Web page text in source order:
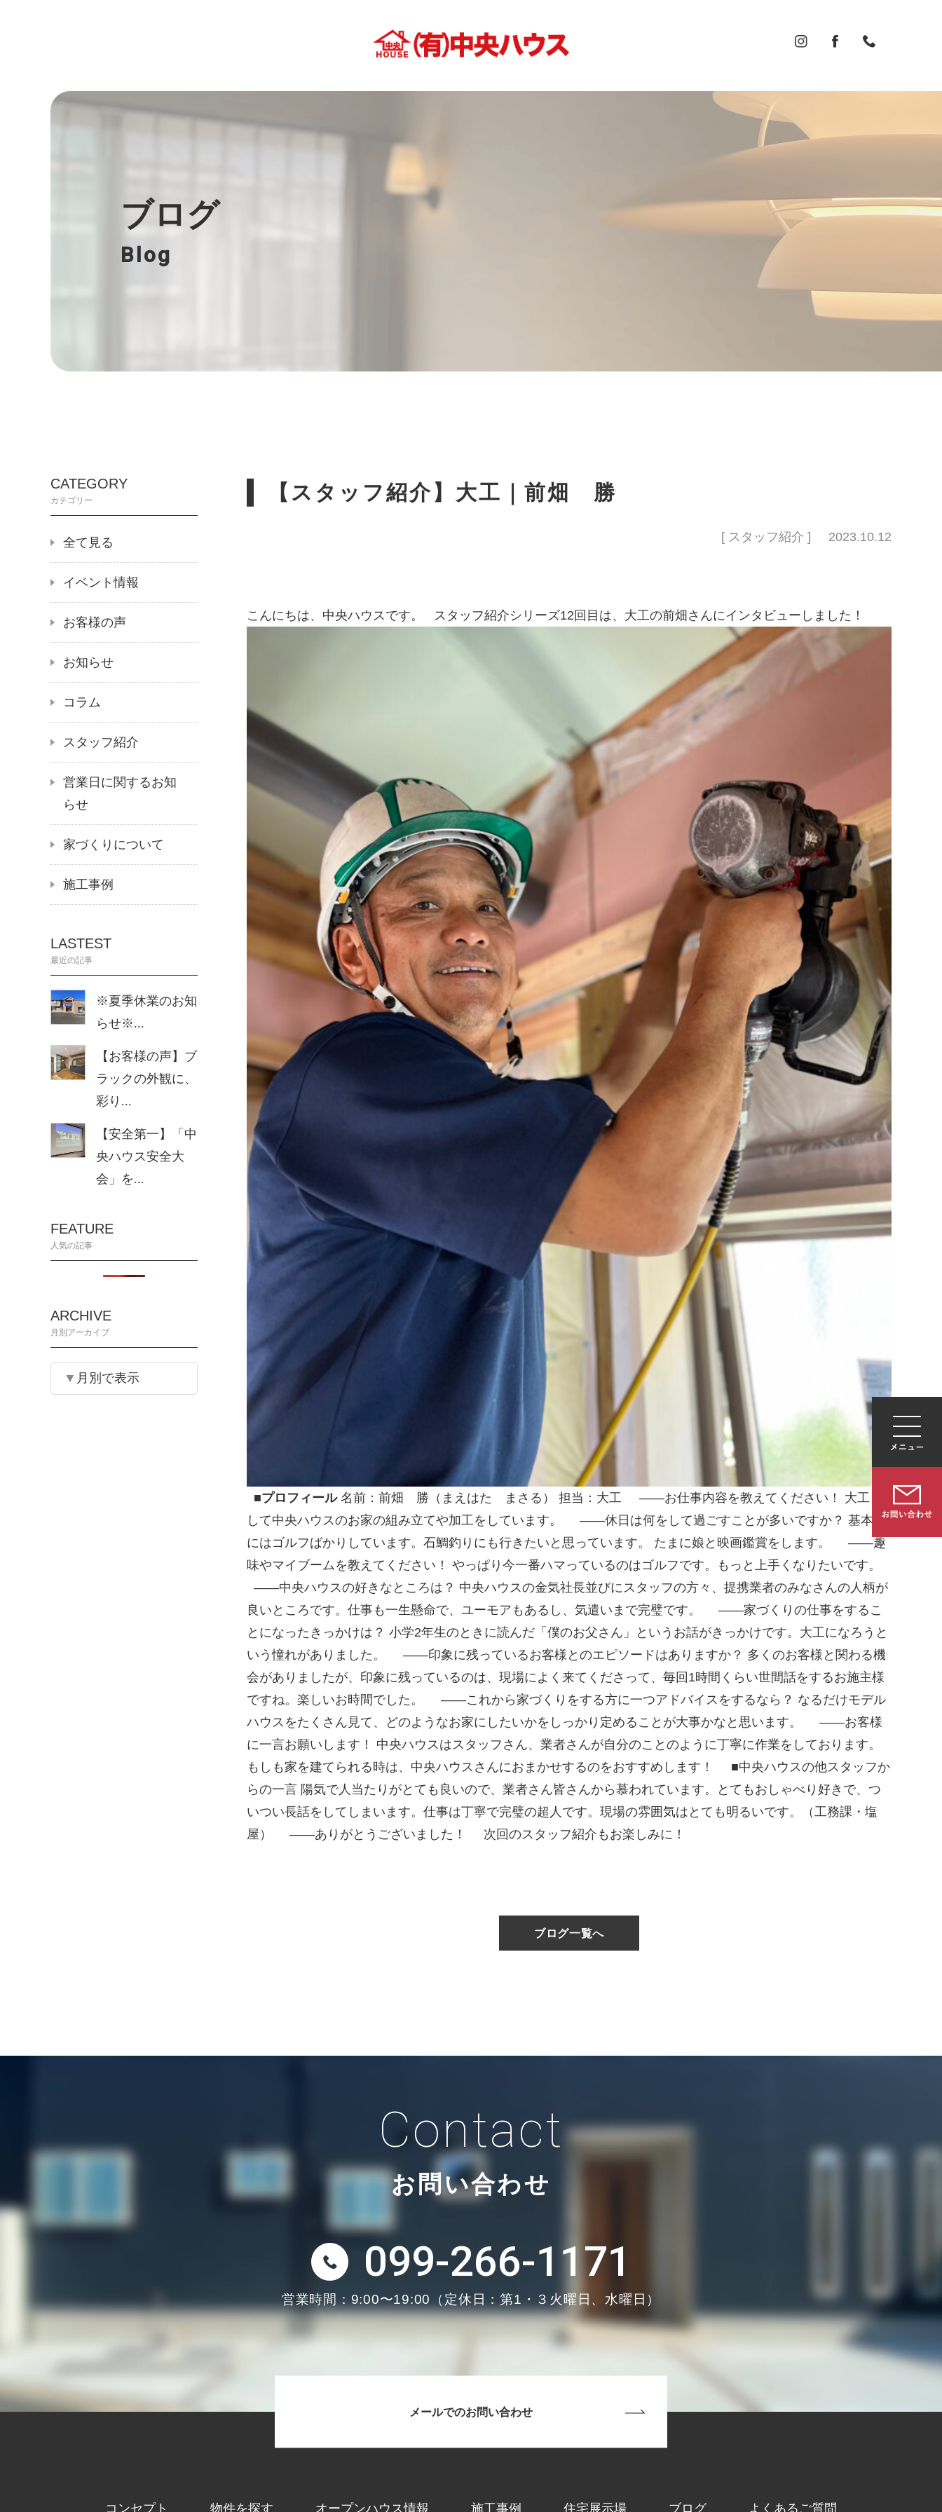
ブログ
Blog
CATEGORY
カテゴリー
全て見る
イベント情報
お客様の声
お知らせ
コラム
スタッフ紹介
営業日に関するお知
らせ
家づくりについて
施工事例
LASTEST
最近の記事
※夏季休業のお知
らせ※...
【お客様の声】ブ
ラックの外観に、
彩り...
【安全第一】「中
央ハウス安全大
会」を...
FEATURE
人気の記事
ARCHIVE
月別アーカイブ
月別で表示
【スタッフ紹介】大工｜前畑 勝
[ スタッフ紹介 ] 2023.10.12
こんにちは、中央ハウスです。 スタッフ紹介シリーズ12回目は、大工の前畑さんにインタビューしました！
■プロフィール名前：前畑 勝（まえはた まさる） 担当：大工 ——お仕事内容を教えてください！ 大工と
して中央ハウスのお家の組み立てや加工をしています。 ——休日は何をして過ごすことが多いですか？ 基本的
にはゴルフばかりしています。石鯛釣りにも行きたいと思っています。 たまに娘と映画鑑賞をします。 ——趣
味やマイブームを教えてください！ やっぱり今一番ハマっているのはゴルフです。もっと上手くなりたいです。
——中央ハウスの好きなところは？ 中央ハウスの金気社長並びにスタッフの方々、提携業者のみなさんの人柄が
良いところです。仕事も一生懸命で、ユーモアもあるし、気遣いまで完璧です。 ——家づくりの仕事をするこ
とになったきっかけは？ 小学2年生のときに読んだ「僕のお父さん」というお話がきっかけです。大工になろうと
いう憧れがありました。 ——印象に残っているお客様とのエピソードはありますか？ 多くのお客様と関わる機
会がありましたが、印象に残っているのは、現場によく来てくださって、毎回1時間くらい世間話をするお施主様
ですね。楽しいお時間でした。 ——これから家づくりをする方に一つアドバイスをするなら？ なるだけモデル
ハウスをたくさん見て、どのようなお家にしたいかをしっかり定めることが大事かなと思います。 ——お客様
に一言お願いします！ 中央ハウスはスタッフさん、業者さんが自分のことのように丁寧に作業をしております。
もしも家を建てられる時は、中央ハウスさんにおまかせするのをおすすめします！ ■中央ハウスの他スタッフか
らの一言 陽気で人当たりがとても良いので、業者さん皆さんから慕われています。とてもおしゃべり好きで、つ
いつい長話をしてしまいます。仕事は丁寧で完璧の超人です。現場の雰囲気はとても明るいです。（工務課・塩
屋） ——ありがとうございました！ 次回のスタッフ紹介もお楽しみに！
ブログ一覧へ
Contact
お問い合わせ
099-266-1171
営業時間：9:00〜19:00 （定休日：第1・３火曜日、水曜日）
メールでのお問い合わせ
コンセプト 物件を探す オープンハウス情報 施工事例 住宅展示場 ブログ よくあるご質問